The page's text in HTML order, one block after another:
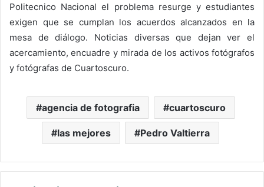
Politecnico Nacional el problema resurge y estudiantes
exigen que se cumplan los acuerdos alcanzados en la
mesa de diálogo. Noticias diversas que dejan ver el
acercamiento, encuadre y mirada de los activos fotógrafos
y fotógrafas de Cuartoscuro.
agencia de fotografia cuartoscuro
las mejores Pedro Valtierra